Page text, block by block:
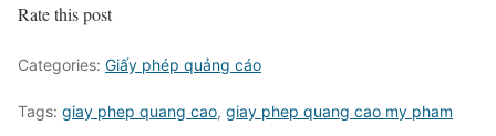
Rate this post
Categories: Giấy phép quảng cáo
Tags: giay phep quang cao, giay phep quang cao my pham